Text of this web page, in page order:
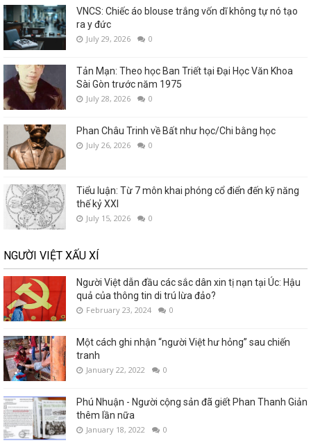
VNCS: Chiếc áo blouse trắng vốn dĩ không tự nó tạo
ra y đức
July 29, 2026 0
Tản Mạn: Theo học Ban Triết tại Đại Học Văn Khoa
Sài Gòn trước năm 1975
July 28, 2026 0
Phan Châu Trinh về Bất như học/Chi bằng học
July 26, 2026 0
Tiểu luận: Từ 7 môn khai phóng cổ điển đến kỹ năng
thế kỷ XXI
July 15, 2026 0
NGƯỜI VIỆT XẤU XÍ
Người Việt dẫn đầu các sắc dân xin tị nạn tại Úc: Hậu
quả của thông tin di trú lừa đảo?
February 23, 2024 0
Một cách ghi nhận “người Việt hư hỏng” sau chiến
tranh
January 22, 2022 0
Phú Nhuận - Người cộng sản đã giết Phan Thanh Giản
thêm lần nữa
January 18, 2022 0